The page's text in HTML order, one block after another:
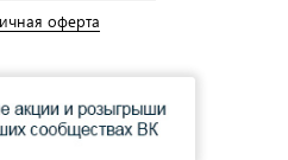
оферта